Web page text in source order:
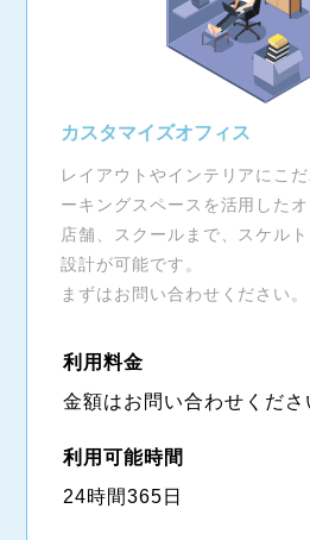
カスタマイズオフィス
レイアウトやインテリアにこ
ーキングスペースを活用した
店舗、スクールまで、スケル
設計が可能です。
まずはお問い合わせください。
利用料金
金額はお問い合わせくださ
利用可能時間
24時間365日